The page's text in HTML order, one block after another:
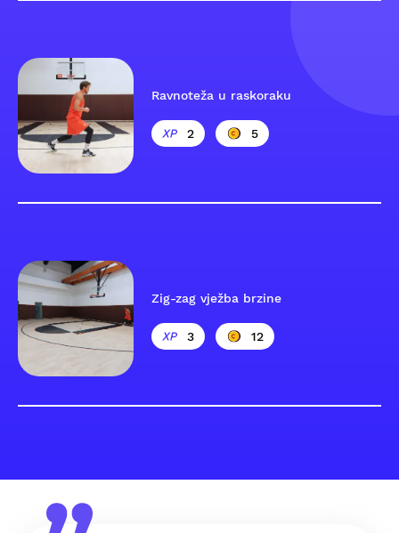
Ravnoteža u raskoraku
2 5
Zig-zag vježba brzine
3 12